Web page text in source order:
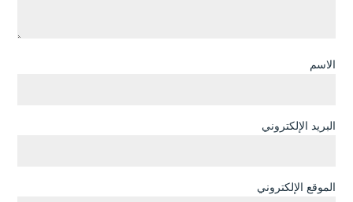
الاسم
البريد الإلكتروني
الموقع الإلكتروني